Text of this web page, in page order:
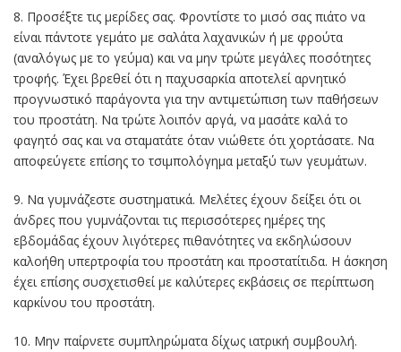
8. Προσέξτε τις μερίδες σας. Φροντίστε το μισό σας πιάτο να
είναι πάντοτε γεμάτο με σαλάτα λαχανικών ή με φρούτα
(αναλόγως με το γεύμα) και να μην τρώτε μεγάλες ποσότητες
τροφής. Έχει βρεθεί ότι η παχυσαρκία αποτελεί αρνητικό
προγνωστικό παράγοντα για την αντιμετώπιση των παθήσεων
του προστάτη. Να τρώτε λοιπόν αργά, να μασάτε καλά το
φαγητό σας και να σταματάτε όταν νιώθετε ότι χορτάσατε. Να
αποφεύγετε επίσης το τσιμπολόγημα μεταξύ των γευμάτων.
9. Να γυμνάζεστε συστηματικά. Μελέτες έχουν δείξει ότι οι
άνδρες που γυμνάζονται τις περισσότερες ημέρες της
εβδομάδας έχουν λιγότερες πιθανότητες να εκδηλώσουν
καλοήθη υπερτροφία του προστάτη και προστατίτιδα. Η άσκηση
έχει επίσης συσχετισθεί με καλύτερες εκβάσεις σε περίπτωση
καρκίνου του προστάτη.
10. Μην παίρνετε συμπληρώματα δίχως ιατρική συμβουλή.